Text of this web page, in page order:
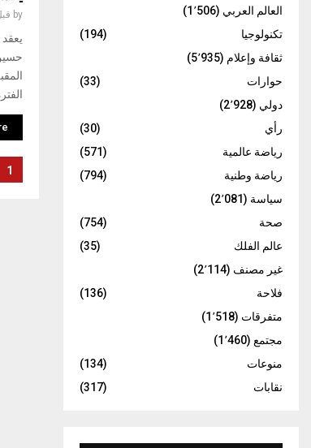
by
1
العالم العربي (1٬506)
تكنولوجيا
(194)
ثقافة وإعلام (5٬935)
حوارات
(33)
دولي (2٬928)
رأي
(30)
رياضة عالمية
(571)
رياضة وطنية
(794)
سياسة (2٬081)
صحة
(754)
عالم الفلك
(35)
غير مصنف (2٬114)
فلاحة
(136)
متفرقات (1٬518)
مجتمع (1٬460)
منوعات
(134)
نقابات
(317)